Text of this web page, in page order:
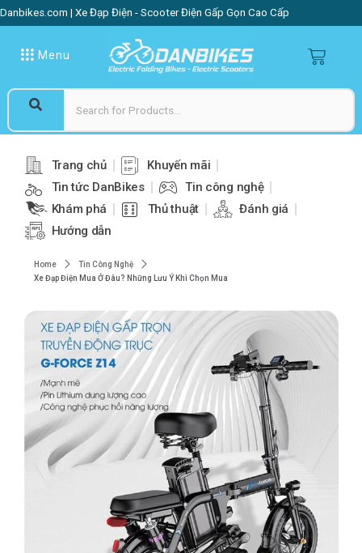
Danbikes.com | Xe Đạp Điện - Scooter Điện Gấp Gọn Cao Cấp
Menu
Trang chủ
Khuyến mãi
Tin tức DanBikes
Tin công nghệ
Khám phá
Thủ thuật
Đánh giá
Hướng dẫn
Home
Tin Công Nghệ
Xe Đạp Điện Mua Ở Đâu? Những Lưu Ý Khi Chọn Mua